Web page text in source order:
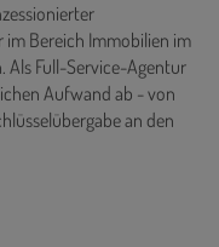
im Bereich Immobilien im
Als Full-Service-Agentur
Aufwand ab - von
an den